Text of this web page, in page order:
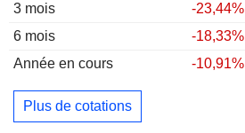
3 mois
-23,44%
6 mois
-18,33%
Année en cours
-10,91%
Plus de cotations